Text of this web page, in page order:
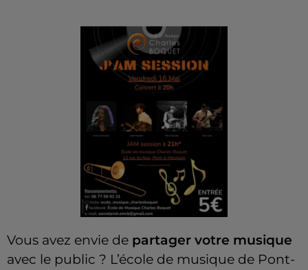
Vous avez envie de partager votre musique
avec le public ? L’école de musique de Pont-